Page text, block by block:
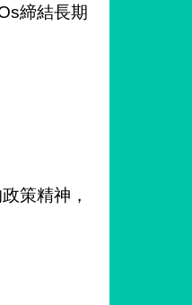
締結長期
策精神，